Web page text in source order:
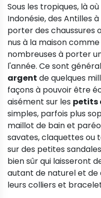
Sous les tropiques, là
Indonésie, des Antilles
porter des chaussures
nus à la maison
nombreuses à porter
l'année. Ce sont
argent de quelques
façons à pouvoir être
aisément sur les petits
simples, parfois plus
maillot de bain et
savates, claquettes ou
sur des petites
bien sûr qui laisseront
autant de naturel et
leurs colliers et